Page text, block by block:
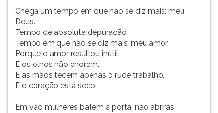
Chega um tempo em que não se diz mais: meu
Deus.
Tempo de absoluta depuração.
Tempo em que não se diz mais: meu amor
Porque o amor resultou inútil.
E os olhos não choram.
E as mãos tecem apenas o rude trabalho.
E o coração está seco.
Em vão mulheres batem a porta, não abrirás.